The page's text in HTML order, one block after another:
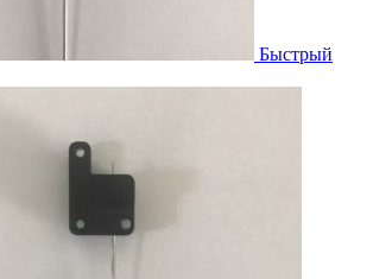
Быстрый